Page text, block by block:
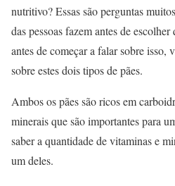
nutritivo? Essas são perguntas
das pessoas fazem antes de
antes de começar a falar sobre isso,
sobre estes dois tipos de pães.
Ambos os pães são ricos em
minerais que são importantes para
saber a quantidade de vitaminas e
um deles.